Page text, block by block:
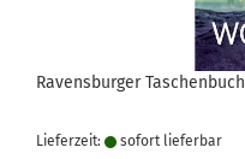
Ravensburger
Lieferzeit: sofort lie­fer­bar